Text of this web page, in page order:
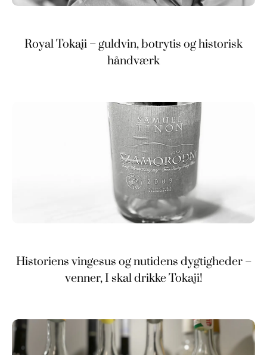
Royal Tokaji – guldvin, botrytis og historisk
håndværk
Historiens vingesus og nutidens dygtigheder –
venner, I skal drikke Tokaji!